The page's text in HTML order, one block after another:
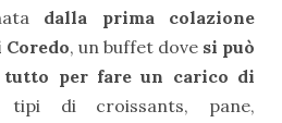
dalla prima colazione
, un buffet dove si può
per fare un carico di
di croissants, pane,